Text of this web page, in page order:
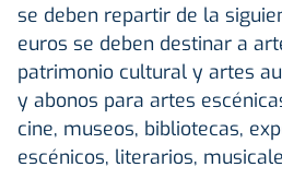
se deben repartir de la
euros se deben destinar a
patrimonio cultural y artes
y abonos para artes
cine, museos, bibliotecas,
escénicos, literarios,